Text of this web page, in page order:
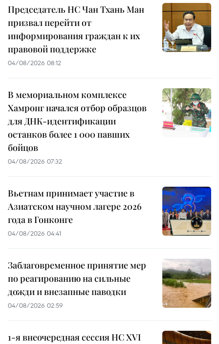
Председатель НС Чан Тхань Ман
призвал перейти от
информирования граждан к их
правовой поддержке
04/08/2026 08:12
В мемориальном комплексе
Хамронг начался отбор образцов
для ДНК-идентификации
останков более 1 000 павших
бойцов
04/08/2026 07:32
Вьетнам принимает участие в
Азиатском научном лагере 2026
года в Гонконге
04/08/2026 04:41
Заблаговременное принятие мер
по реагированию на сильные
дожди и внезапные паводки
04/08/2026 02:59
1-я внеочередная сессия НС XVI